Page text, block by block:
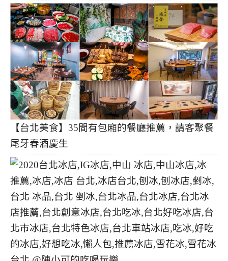
【台北美食】35間有包廂的餐廳推薦，請客聚餐
尾牙春酒慶生